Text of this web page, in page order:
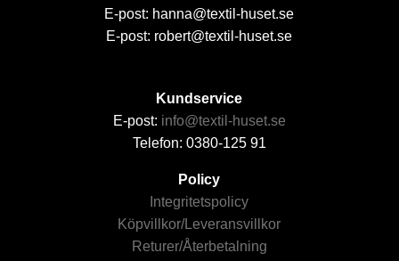
E-post: hanna@textil-huset.se
E-post: robert@textil-huset.se
Kundservice
E-post: info@textil-huset.se
Telefon: 0380-125 91
Policy
Integritetspolicy
Köpvillkor/Leveransvillkor
Returer/Återbetalning